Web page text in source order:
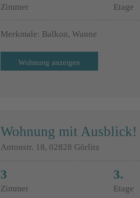
Zimmer Etage
Merkmale: Balkon, Wanne
Wohnung anzeigen
Wohnung mit
Antonstr. 18, 02828 Görlitz
3
Zimmer
3.
Etage